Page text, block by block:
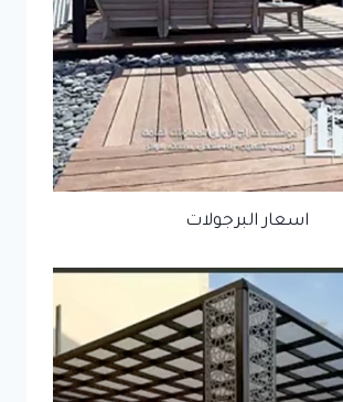
اسعار البرجولات